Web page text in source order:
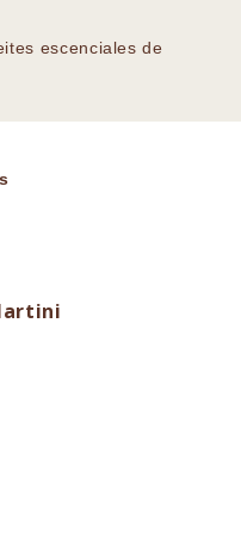
escenciales de